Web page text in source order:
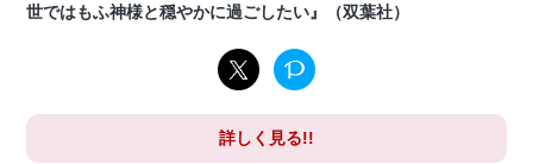
世ではもふ神様と穏やかに過ごしたい』（双葉社）
詳しく見る!!